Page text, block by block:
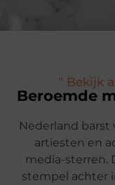
" Bekijk
Beroemde
Nederland barst
artiesten en
media-sterren.
stempel achter